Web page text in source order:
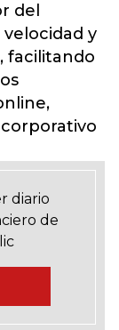
del
y
facilitando
diario
de